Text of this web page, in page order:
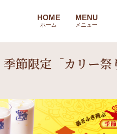
HOME
ホーム
MENU
メニュー
季節限定「カリー